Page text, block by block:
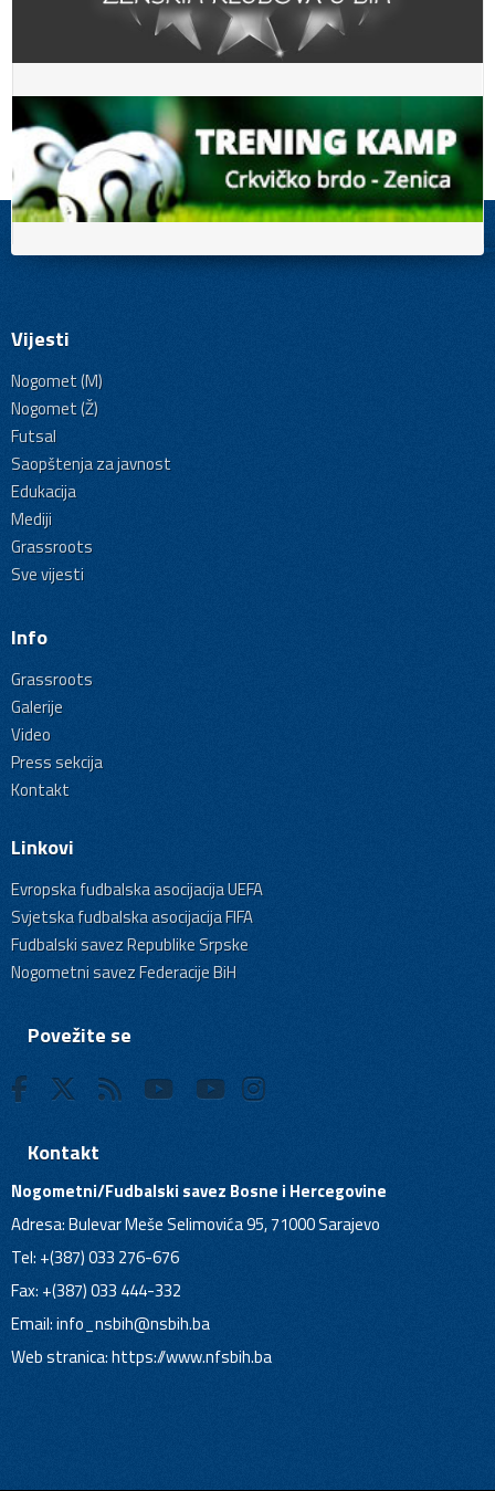
Vijesti
Nogomet (M)
Nogomet (Ž)
Futsal
Saopštenja za javnost
Edukacija
Mediji
Grassroots
Sve vijesti
Info
Grassroots
Galerije
Video
Press sekcija
Kontakt
Linkovi
Evropska fudbalska asocijacija UEFA
Svjetska fudbalska asocijacija FIFA
Fudbalski savez Republike Srpske
Nogometni savez Federacije BiH
Povežite se
Kontakt
Nogometni/Fudbalski savez Bosne i Hercegovine
Adresa: Bulevar Meše Selimovića 95, 71000 Sarajevo
Tel: +(387) 033 276-676
Fax: +(387) 033 444-332
Email:info_nsbih@nsbih.ba
Web stranica: https://www.nfsbih.ba